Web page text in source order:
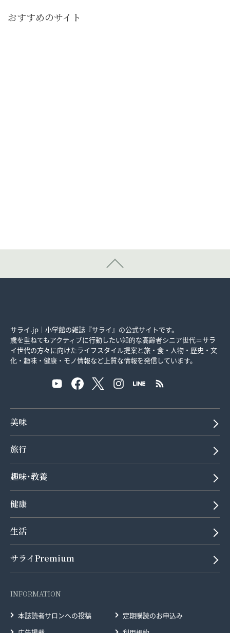
おすすめのサイト
サライ.jp｜小学館の雑誌『サライ』の公式サイトです。
歳を重ねてもアクティブに行動したい知的な高齢者シニア世代＝サラ
イ世代の方々に向けたライフスタイル提案と旅・食・人物・歴史・文
化・趣味・健康・モノ情報など上質な情報を発信しています。
美味
旅行
趣味･教養
健康
生活
サライPremium
INFORMATION
本誌読者サロンへの投稿
定期購読のお申込み